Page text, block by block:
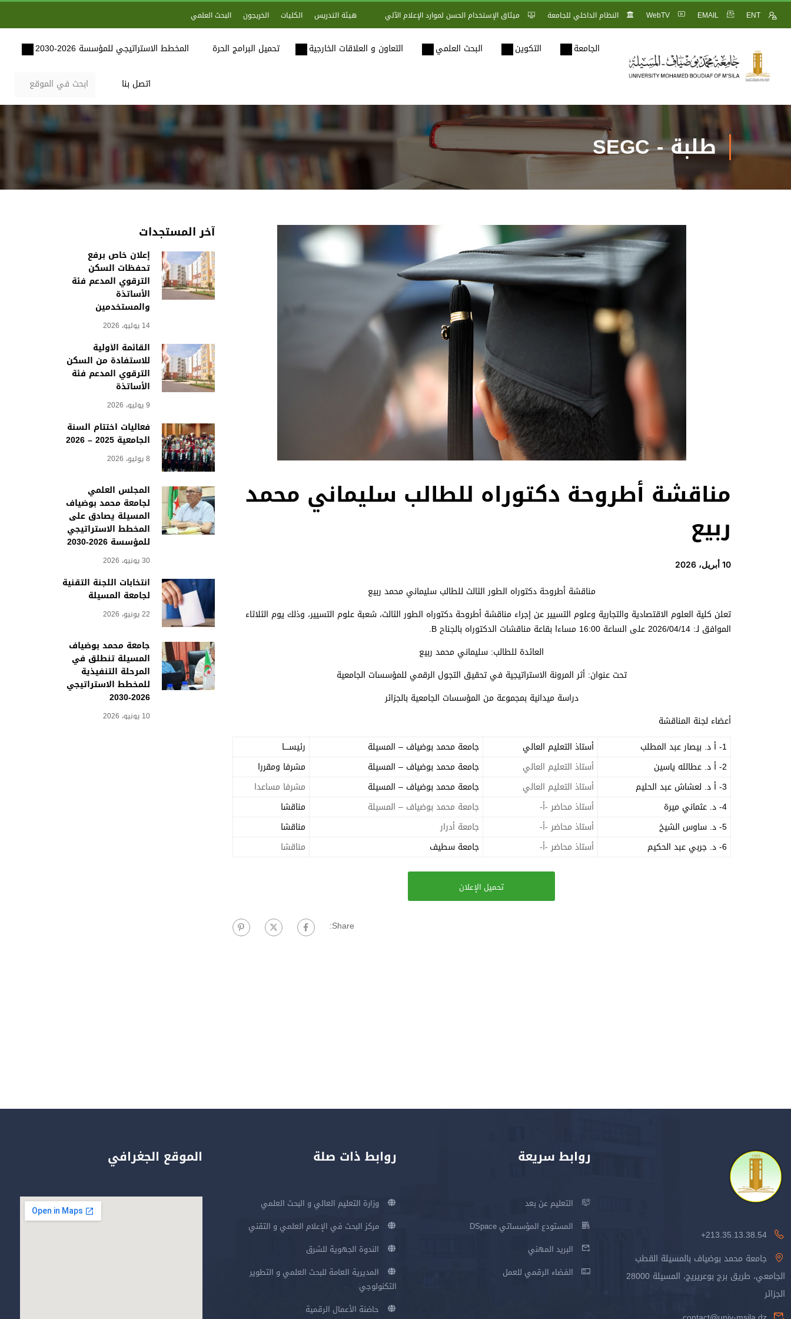
ENT
EMAIL
WebTV النظام الداخلي للجامعة ميثاق الإستخدام الحسن لموارد الإعلام الآلي هيئة التدريس الكليات الخريجون البحث العلمي
الجامعة التكوين البحث العلمي التعاون و العلاقات الخارجية تحميل البرامج الحرة المخطط الاستراتيجي للمؤسسة 2026-2030
اتصل بنا
طلبة - SEGC
مناقشة أطروحة دكتوراه للطالب سليماني محمد
ربيع
10 أبريل، 2026
مناقشة أطروحة دكتوراه الطور الثالث للطالب سليماني محمد ربيع
تعلن كلية العلوم الاقتصادية والتجارية وعلوم التسيير عن إجراء مناقشة أطروحة دكتوراه الطور الثالث، شعبة علوم التسيير، وذلك يوم الثلاثاء
الموافق لـ: 2026/04/14 على الساعة 16:00 مساءا بقاعة مناقشات الدكتوراه بالجناح B.
العائدة للطالب: سليماني محمد ربيع
تحت عنوان: أثر المرونة الاستراتيجية في تحقيق التجول الرقمي للمؤسسات الجامعية
دراسة ميدانية بمجموعة من المؤسسات الجامعية بالجزائر
أعضاء لجنة المناقشة
1- أ د. بيصار عبد المطلب
أستاذ التعليم العالي جامعة محمد بوضياف – المسيلة
رئيســــا
2- أ د. عطالله ياسين
أستاذ التعليم العالي جامعة محمد بوضياف – المسيلة
مشرفا ومقررا
3- أ د. لعشاش عبد الحليم
أستاذ التعليم العالي جامعة محمد بوضياف – المسيلة
مشرفا مساعدا
4- د. عثماني ميرة
أستاذ محاضر -أ- جامعة محمد بوضياف – المسيلة
مناقشا
5- د. ساوس الشيخ
أستاذ محاضر -أ- جامعة أدرار
مناقشا
6- د. جربي عبد الحكيم
أستاذ محاضر -أ- جامعة سطيف مناقشا
تحميل الإعلان
Share:
آخر المستجدات
إعلان خاص برفع
تحفظات السكن
الترقوي المدعم فئة
الأساتذة
والمستخدمين
14 يوليو، 2026
القائمة الأولية
للاستفادة من السكن
الترقوي المدعم فئة
الأساتذة
9 يوليو، 2026
فعاليات اختتام السنة
الجامعية 2025 – 2026
8 يوليو، 2026
المجلس العلمي
لجامعة محمد بوضياف
المسيلة يصادق على
المخطط الاستراتيجي
للمؤسسة 2026-2030
30 يونيو، 2026
انتخابات اللجنة التقنية
لجامعة المسيلة
22 يونيو، 2026
جامعة محمد بوضياف
المسيلة تنطلق في
المرحلة التنفيذية
للمخطط الاستراتيجي
2026-2030
10 يونيو، 2026
213.35.13.38.54+
جامعة محمد بوضياف بالمسيلة القطب
الجامعي، طريق برج بوعريريج، المسيلة 28000
الجزائر
روابط سريعة
التعليم عن بعد
المستودع المؤسساتي DSpace
البريد المهني
الفضاء الرقمي للعمل
روابط ذات صلة
وزارة التعليم العالي و البحث العلمي
مركز البحث في الإعلام العلمي و التقني
الندوة الجهوية للشرق
المديرية العامة للبحث العلمي و التطوير
التكنولوجي
حاضنة الأعمال الرقمية
الموقع الجغرافي